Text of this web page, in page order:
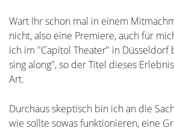
Wart Ihr schon mal in einem
nicht, also eine Premiere, auch für
ich im "Capitol Theater" in Düsseldorf
sing along", so der Titel dieses
Art.
Durchaus skeptisch bin ich an die
wie sollte sowas funktionieren, eine